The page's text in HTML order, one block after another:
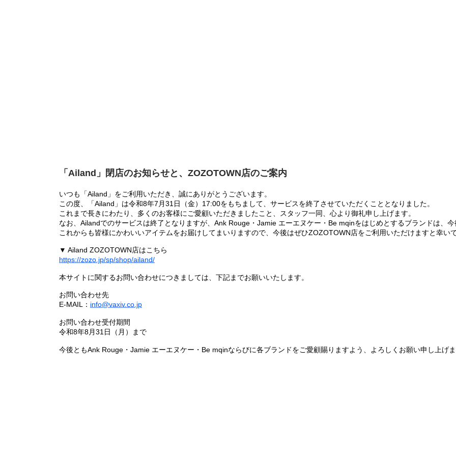
「Ailand」閉店のお知らせと、ZOZOTOWN店のご案内
いつも「Ailand」をご利用いただき、誠にありがとうございます。
この度、「Ailand」は令和8年7月31日（金）17:00をもちまして、サービスを終了させていただくこととなりました。
これまで長きにわたり、多くのお客様にご愛顧いただきましたこと、スタッフ一同、心より御礼申し上げます。
なお、Ailandでのサービスは終了となりますが、Ank Rouge・Jamie エーエヌケー・Be mqinをはじめとするブランドは、
これからも皆様にかわいいアイテムをお届けしてまいりますので、今後はぜひZOZOTOWN店をご利用いただけますと幸いで
▼ Ailand ZOZOTOWN店はこちら
https://zozo.jp/sp/shop/ailand/
本サイトに関するお問い合わせにつきましては、下記までお願いいたします。
お問い合わせ先
E-MAIL： info@vaxiv.co.jp
お問い合わせ受付期間
令和8年8月31日（月）まで
今後ともAnk Rouge・Jamie エーエヌケー・Be mqinならびに各ブランドをご愛顧賜りますよう、よろしくお願い申し上げま